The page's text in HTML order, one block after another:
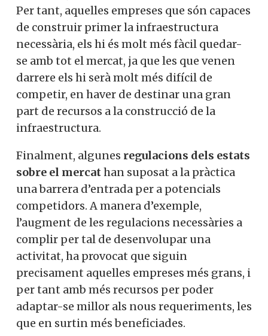
Per tant, aquelles empreses que són capaces
de construir primer la infraestructura
necessària, els hi és molt més fàcil quedar-
se amb tot el mercat, ja que les que venen
darrere els hi serà molt més difícil de
competir, en haver de destinar una gran
part de recursos a la construcció de la
infraestructura.
Finalment, algunes regulacions dels estats
sobre el mercathan suposat a la pràctica
una barrera d’entrada per a potencials
competidors. A manera d’exemple,
l’augment de les regulacions necessàries a
complir per tal de desenvolupar una
activitat, ha provocat que siguin
precisament aquelles empreses més grans, i
per tant amb més recursos per poder
adaptar-se millor als nous requeriments, les
que en surtin més beneficiades.